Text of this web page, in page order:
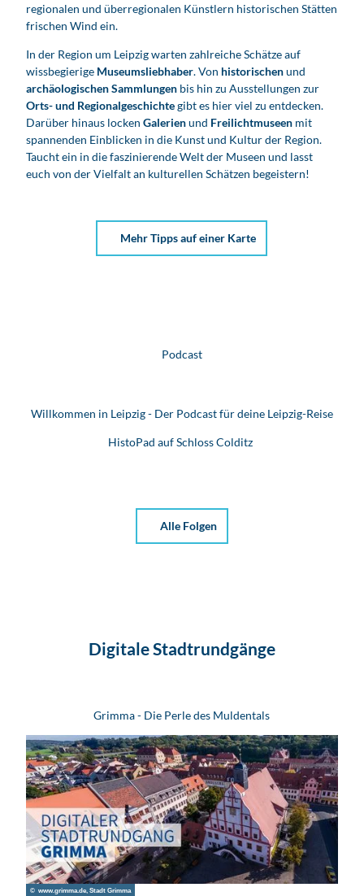
regionalen und überregionalen Künstlern historischen Stätten
frischen Wind ein.
In der Region um Leipzig warten zahlreiche Schätze auf
wissbegierige Museumsliebhaber. Von historischenund
archäologischen Sammlungen bis hin zu Ausstellungen zur
Orts- und Regionalgeschichtegibt es hier viel zu entdecken.
Darüber hinaus locken Galerienund Freilichtmuseen mit
spannenden Einblicken in die Kunst und Kultur der Region.
Taucht ein in die faszinierende Welt der Museen und lasst
euch von der Vielfalt an kulturellen Schätzen begeistern!
Mehr Tipps auf einer Karte
Podcast
Willkommen in Leipzig - Der Podcast für deine Leipzig-Reise
HistoPad auf Schloss Colditz
Alle Folgen
Digitale Stadtrundgänge
Grimma - Die Perle des Muldentals
© www.grimma.de, Stadt Grimma